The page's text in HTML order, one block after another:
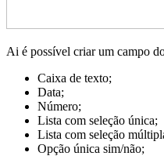
Ai é possível criar um campo
Caixa de texto;
Data;
Número;
Lista com seleção única;
Lista com seleção
Opção única sim/não;